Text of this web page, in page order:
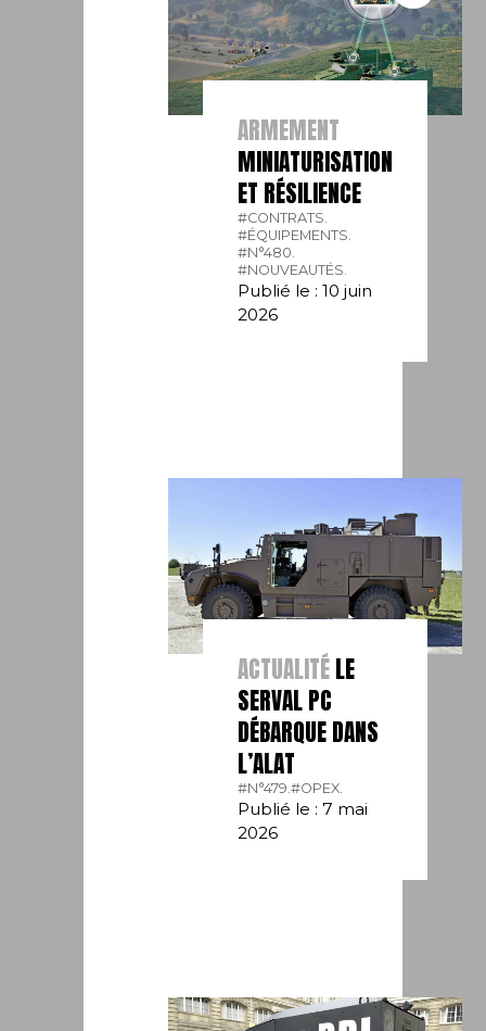
ARMEMENT
MINIATURISATION
ET RÉSILIENCE
#CONTRATS.
#ÉQUIPEMENTS.
#N°480.
#NOUVEAUTÉS.
Publié le : 10 juin
2026
ACTUALITÉLE
SERVAL PC
DÉBARQUE DANS
L’ALAT
#N°479.#OPEX.
Publié le : 7 mai
2026